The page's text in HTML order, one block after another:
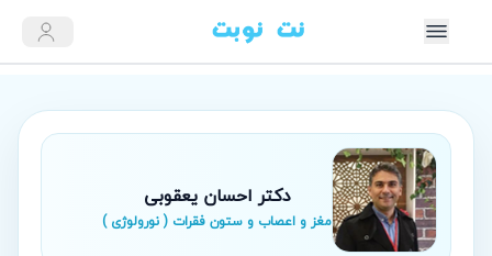
دکتر احسان یعقوبی
مغز و اعصاب و ستون فقرات ( نورولوژی )